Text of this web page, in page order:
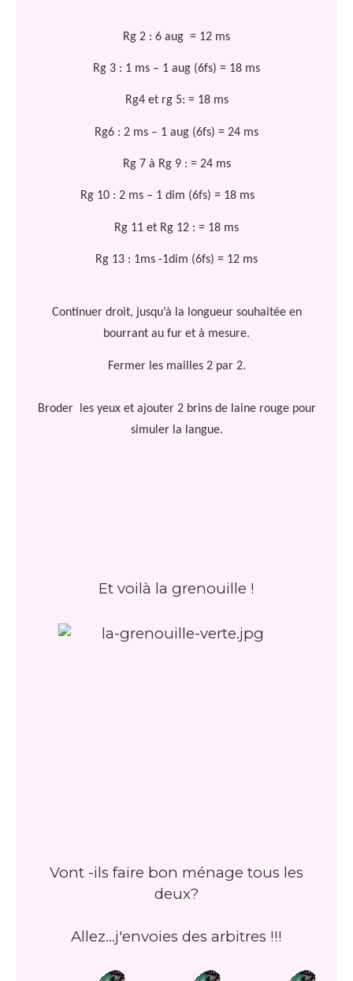
Rg 2 : 6 aug = 12 ms
Rg 3 : 1 ms – 1 aug (6fs) = 18 ms
Rg4 et rg 5: = 18 ms
Rg6 : 2 ms – 1 aug (6fs) = 24 ms
Rg 7 à Rg 9 : = 24 ms
Rg 10 : 2 ms – 1 dim (6fs) = 18 ms
Rg 11 et Rg 12 : = 18 ms
Rg 13 : 1ms -1dim (6fs) = 12 ms
Continuer droit, jusqu’à la longueur souhaitée en
bourrant au fur et à mesure.
Fermer les mailles 2 par 2.
Broder
les yeux et ajouter 2 brins de laine rouge pour
simuler la langue.
Et voilà la grenouille !
Vont -ils faire bon ménage tous les
deux?
Allez...j'envoies des arbitres !!!